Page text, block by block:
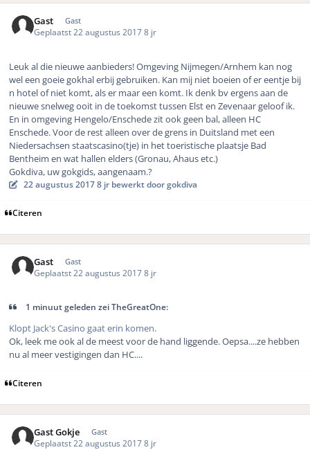
Gast Gast
Geplaatst 22 augustus 20178 jr
Leuk al die nieuwe aanbieders! Omgeving Nijmegen/Arnhem kan nog
wel een goeie gokhal erbij gebruiken. Kan mij niet boeien of er eentje bij
n hotel of niet komt, als er maar een komt. Ik denk bv ergens aan de
nieuwe snelweg ooit in de toekomst tussen Elst en Zevenaar geloof ik.
En in omgeving Hengelo/Enschede zit ook geen bal, alleen HC
Enschede. Voor de rest alleen over de grens in Duitsland met een
Niedersachsen staatscasino(tje) in het toeristische plaatsje Bad
Bentheim en wat hallen elders (Gronau, Ahaus etc.)
Gokdiva, uw gokgids, aangenaam.?
22 augustus 20178 jr bewerkt door gokdiva
Citeren
Gast Gast
Geplaatst 22 augustus 20178 jr
1 minuut geleden zei TheGreatOne:
Klopt Jack's Casino gaat erin komen.
Ok, leek me ook al de meest voor de hand liggende. Oepsa....ze hebben
nu al meer vestigingen dan HC....
Citeren
Gast Gokje Gast
Geplaatst22 augustus 20178 jr